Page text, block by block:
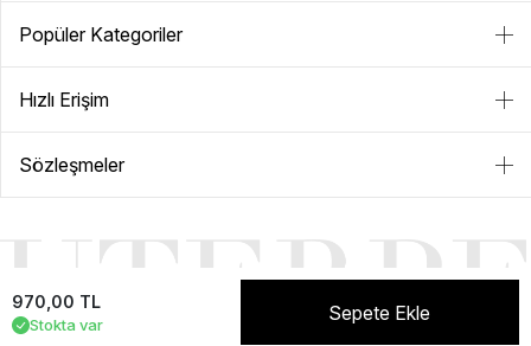
970,00 TL
Stokta var Sepete Ekle
Popüler Kategoriler
Hızlı Erişim
Sözleşmeler